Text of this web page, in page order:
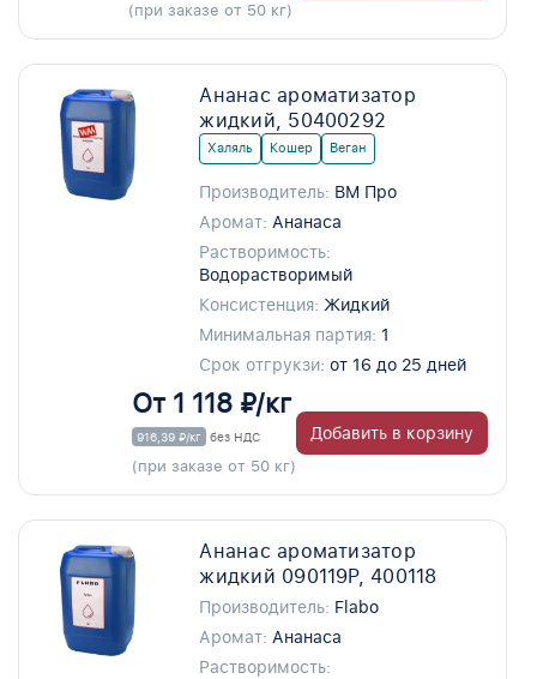
(при заказе от 50 кг)
Ананас ароматизатор
жидкий, 50400292
Халяль Кошер Веган
Производитель: ВМ Про
Аромат: Ананаса
Растворимость:
Водорастворимый
Консистенция: Жидкий
Минимальная партия: 1
Срок отгрукзи: от 16 до 25 дней
От 1 118 ₽/кг
916,39 ₽/кг без НДС
(при заказе от 50 кг)
Добавить в корзину
Ананас ароматизатор
жидкий 090119P, 400118
Производитель: Flabo
Аромат: Ананаса
Растворимость: